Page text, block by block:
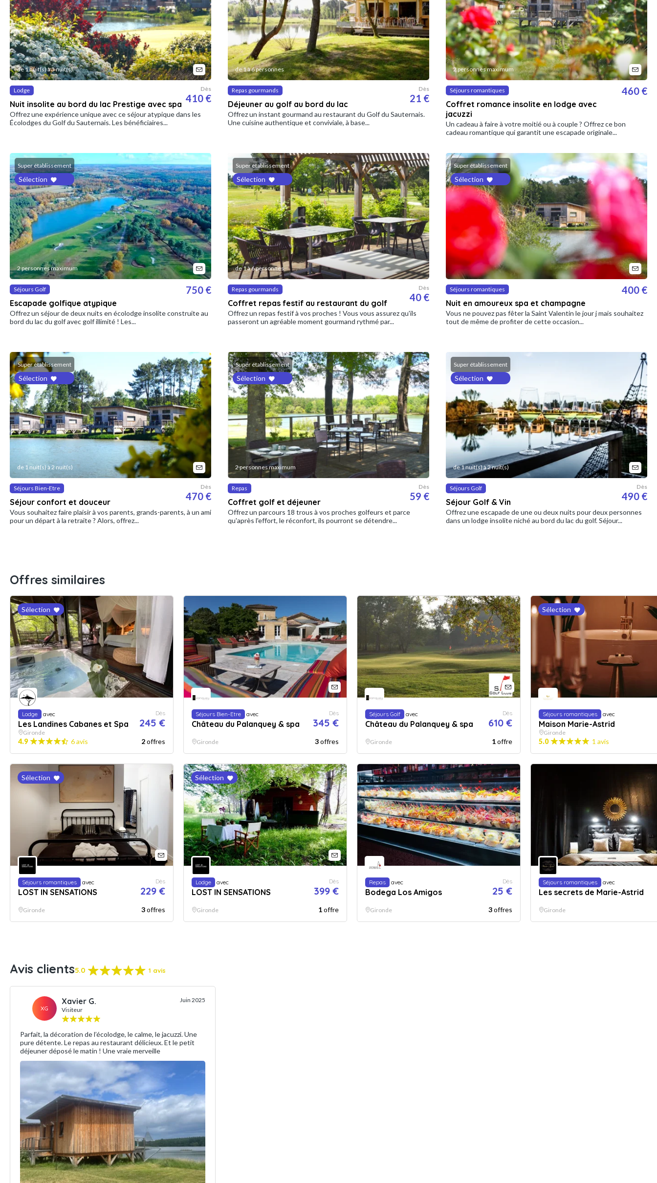
de 1 nuit(s) à 3 nuit(s)
Lodge
Nuit insolite au bord du lac Prestige avec spa
Dès
410 €
Offrez une expérience unique avec ce séjour atypique dans les
Écolodges du Golf du Sauternais. Les bénéficiaires...
de 1 à 6 personnes
Repas gourmands
Déjeuner au golf au bord du lac
Dès
21 €
Offrez un instant gourmand au restaurant du Golf du Sauternais.
Une cuisine authentique et conviviale, à base...
2 personnes maximum
Séjours romantiques
Coffret romance insolite en lodge avec
jacuzzi
460 €
Un cadeau à faire à votre moitié ou à couple ? Offrez ce bon
cadeau romantique qui garantit une escapade originale...
Super établissement
Sélection
2 personnes maximum
Séjours Golf
Escapade golfique atypique
750 €
Offrez un séjour de deux nuits en écolodge insolite construite au
bord du lac du golf avec golf illimité ! Les...
Super établissement
Sélection
de 1 à 6 personnes
Repas gourmands
Coffret repas festif au restaurant du golf
Dès
40 €
Offrez un repas festif à vos proches ! Vous vous assurez qu'ils
passeront un agréable moment gourmand rythmé par...
Super établissement
Sélection
Séjours romantiques
Nuit en amoureux spa et champagne
400 €
Vous ne pouvez pas fêter la Saint Valentin le jour j mais souhaitez
tout de même de profiter de cette occasion...
Super établissement
Sélection
de 1 nuit(s) à 2 nuit(s)
Séjours Bien-Etre
Séjour confort et douceur
Dès
470 €
Vous souhaitez faire plaisir à vos parents, grands-parents, à un ami
pour un départ à la retraite ? Alors, offrez...
Super établissement
Sélection
2 personnes maximum
Repas
Coffret golf et déjeuner
Dès
59 €
Offrez un parcours 18 trous à vos proches golfeurs et parce
qu'après l'effort, le réconfort, ils pourront se détendre...
Super établissement
Sélection
de 1 nuit(s) à 2 nuit(s)
Séjours Golf
Séjour Golf & Vin
Dès
490 €
Offrez une escapade de une ou deux nuits pour deux personnes
dans un lodge insolite niché au bord du lac du golf. Séjour...
Offres similaires
Sélection
Lodge avec
Les Landines Cabanes et Spa
Dès
245 €
Gironde
4.9 6 avis 2offres
Séjours Bien-Etre avec
Château du Palanquey & spa
Dès
345 €
Gironde 3offres
Séjours Golf avec
Château du Palanquey & spa
Dès
610 €
Gironde 1offre
Sélection
Séjours romantiques avec
Maison Marie-Astrid
Gironde
5.0 1 avis
Sélection
Séjours romantiques avec
LOST IN SENSATIONS
Dès
229 €
Gironde 3offres
Sélection
Lodge avec
LOST IN SENSATIONS
Dès
399 €
Gironde 1offre
Repas avec
Bodega Los Amigos
Dès
25 €
Gironde 3offres
Séjours romantiques avec
Les secrets de Marie-Astrid
Gironde
Avis clients5.0 1 avis
XG
Xavier G.
Visiteur
Juin 2025
Parfait, la décoration de l’écolodge, le calme, le jacuzzi. Une
pure détente. Le repas au restaurant délicieux. Et le petit
déjeuner déposé le matin ! Une vraie merveille